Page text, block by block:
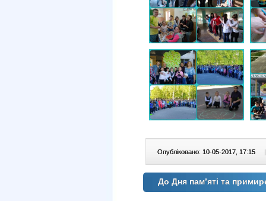
Опубліковано: 10-05-2017, 17:15 |
До Дня пам’яті та